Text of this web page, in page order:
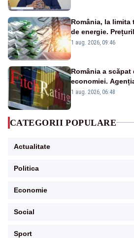
România, la
de energie.
Analiză Realitatea
1 aug. 2026, 09:46
România a scăpat
economiei.
„BBB-” cu
1 aug. 2026, 06:48
CATEGORII POPULARE
Actualitate
Politica
Economie
Social
Sport